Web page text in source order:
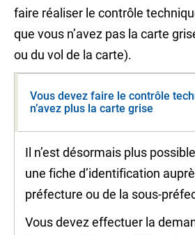
faire réaliser le contrôle
que vous n’avez pas la carte
ou du vol de la carte).
Vous devez faire le contrôle
n’avez plus la carte grise
Il n’est désormais plus
une fiche d’identification
préfecture ou de la sous-
Vous devez effectuer la